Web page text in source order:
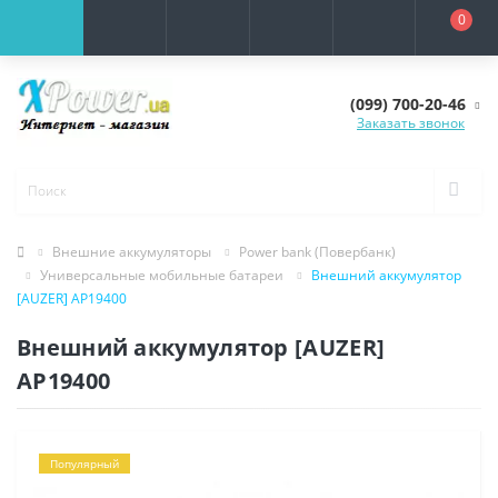
0
(099) 700-20-46
Заказать звонок
Внешние аккумуляторы
Power bank (Повербанк)
Универсальные мобильные батареи
Внешний аккумулятор
[AUZER] AP19400
Внешний аккумулятор [AUZER]
AP19400
Популярный